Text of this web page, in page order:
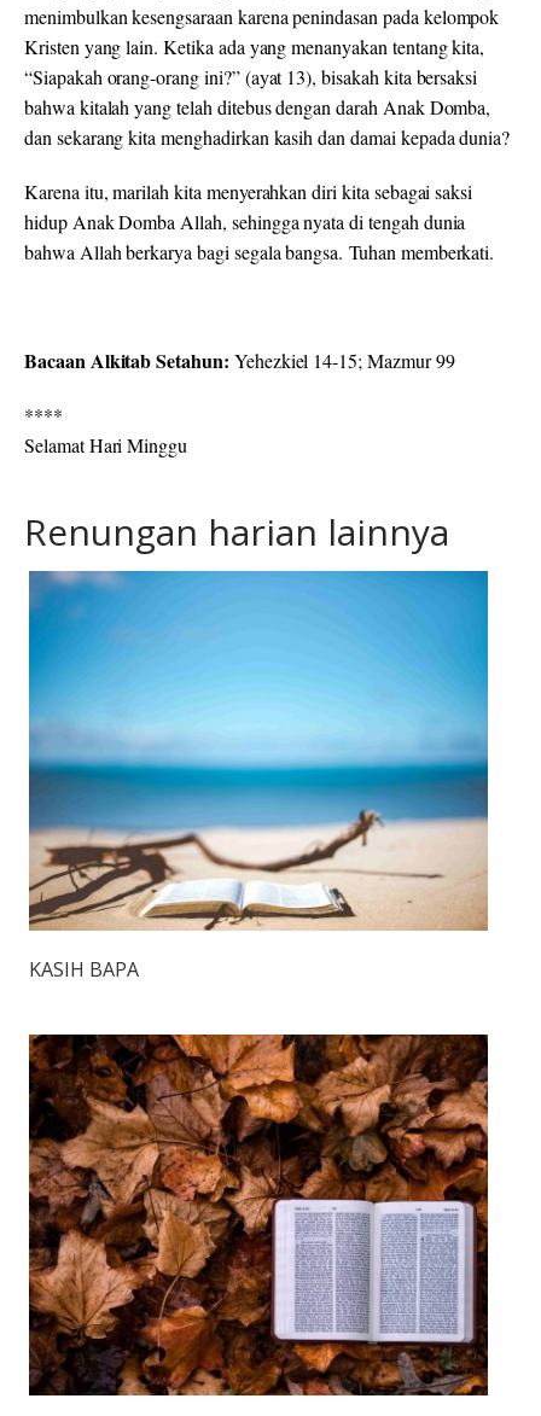
menimbulkan kesengsaraan karena penindasan pada kelompok
Kristen yang lain. Ketika ada yang menanyakan tentang kita,
“Siapakah orang-orang ini?” (ayat 13), bisakah kita bersaksi
bahwa kitalah yang telah ditebus dengan darah Anak Domba,
dan sekarang kita menghadirkan kasih dan damai kepada dunia?
Karena itu, marilah kita menyerahkan diri kita sebagai saksi
hidup Anak Domba Allah, sehingga nyata di tengah dunia
bahwa Allah berkarya bagi segala bangsa. Tuhan memberkati.
Bacaan Alkitab Setahun: Yehezkiel 14-15; Mazmur 99
****
Selamat Hari Minggu
Renungan harian lainnya
KASIH BAPA